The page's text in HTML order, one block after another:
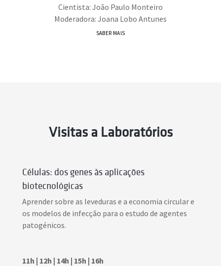
Cientista: João Paulo Monteiro
Moderadora: Joana Lobo Antunes
SABER MAIS
Visitas a Laboratórios
Células: dos genes às aplicações
biotecnológicas
Aprender sobre as leveduras e a economia circular e
os modelos de infecção para o estudo de agentes
patogénicos.
11h | 12h | 14h | 15h | 16h